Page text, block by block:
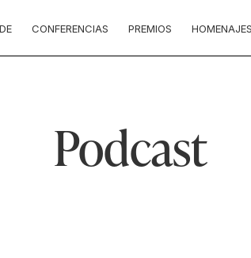
CONFERENCIAS PREMIOS HOMENAJES
Podcast